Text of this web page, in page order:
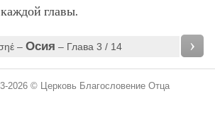
главы.
– Осия – Глава 3 / 14 ›
2026 © Церковь Благословение Отца